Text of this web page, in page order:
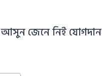
জেনে নিই